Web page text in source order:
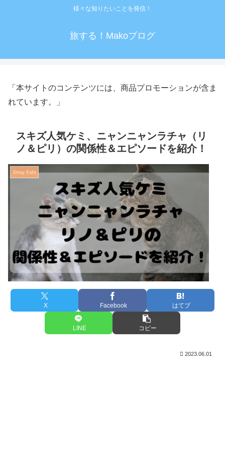
様々な知りたいことを発信！
旅する！Makoブログ
「本サイトのコンテンツには、商品プロモーションが含ま
れています。」
スキズ人気ケミ、ニャンニャンラチャ（リ
ノ＆ピリ）の関係性＆エピソードを紹介！
Stray Kids
X Facebook はてブ
LINE コピー
2023.06.01